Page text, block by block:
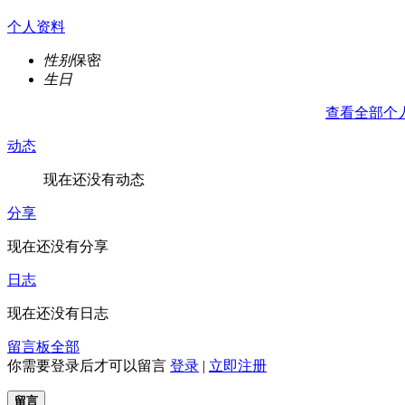
个人资料
性别保密
生日
查看全部个
动态
现在还没有动态
分享
现在还没有分享
日志
现在还没有日志
留言板全部
你需要登录后才可以留言 登录 | 立即注册
留言